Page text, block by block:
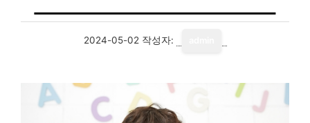
2024-05-02 작성자: